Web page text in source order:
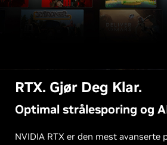
RTX. Gjør Deg Klar.
Optimal strålesporing og
NVIDIA RTX er den mest